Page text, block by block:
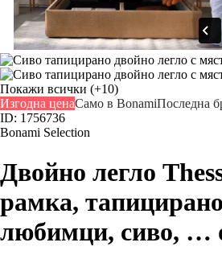
Покажи всички (+10)
Изгодна ценаСамо в BonamiПоследна
ID: 1756736
Bonami Selection
Двойно легло
рамка,
любимци, сиво, …